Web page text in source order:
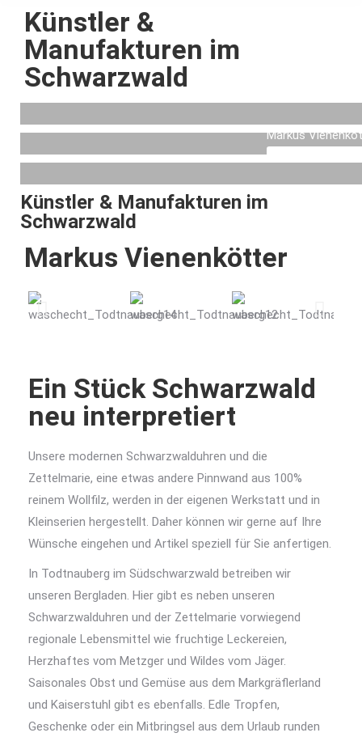
Künstler &
Manufakturen im
Schwarzwald
Markus
Künstler & Manufakturen im
Schwarzwald
Markus Vienenkötter
Ein Stück Schwarzwald
neu interpretiert
Unsere modernen Schwarzwalduhren und die
Zettelmarie, eine etwas andere Pinnwand aus 100%
reinem Wollfilz, werden in der eigenen Werkstatt und in
Kleinserien hergestellt. Daher können wir gerne auf Ihre
Wünsche eingehen und Artikel speziell für Sie anfertigen.
In Todtnauberg im Südschwarzwald betreiben wir
unseren Bergladen. Hier gibt es neben unseren
Schwarzwalduhren und der Zettelmarie vorwiegend
regionale Lebensmittel wie fruchtige Leckereien,
Herzhaftes vom Metzger und Wildes vom Jäger.
Saisonales Obst und Gemüse aus dem Markgräflerland
und Kaiserstuhl gibt es ebenfalls. Edle Tropfen,
Geschenke oder ein Mitbringsel aus dem Urlaub runden